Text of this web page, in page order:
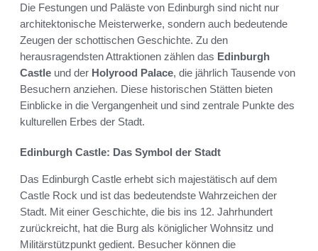
Die Festungen und Paläste von Edinburgh sind nicht nur
architektonische Meisterwerke, sondern auch bedeutende
Zeugen der schottischen Geschichte. Zu den
herausragendsten Attraktionen zählen das Edinburgh
Castle und der Holyrood Palace, die jährlich Tausende von
Besuchern anziehen. Diese historischen Stätten bieten
Einblicke in die Vergangenheit und sind zentrale Punkte des
kulturellen Erbes der Stadt.
Edinburgh Castle: Das Symbol der Stadt
Das Edinburgh Castle erhebt sich majestätisch auf dem
Castle Rock und ist das bedeutendste Wahrzeichen der
Stadt. Mit einer Geschichte, die bis ins 12. Jahrhundert
zurückreicht, hat die Burg als königlicher Wohnsitz und
Militärstützpunkt gedient. Besucher können die